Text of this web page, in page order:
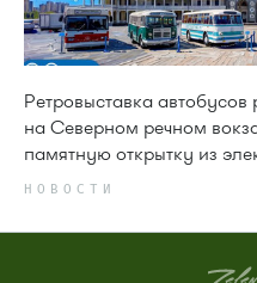
Ретровыставка автобусов
на Северном речном
памятную открытку из
НОВОСТИ